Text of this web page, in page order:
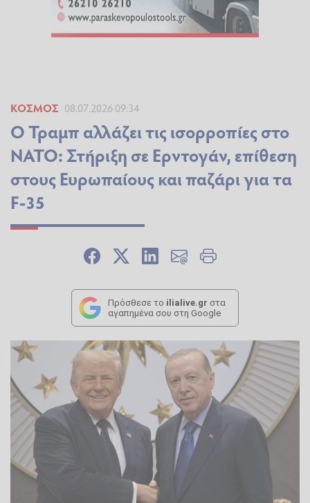
ΚΌΣΜΟΣ 08.07.2026 09:34
Ο Τραμπ αλλάζει τις ισορροπίες στο
ΝΑΤΟ: Στήριξη σε Ερντογάν, επίθεση
στους Ευρωπαίους και παζάρι για τα
F-35
Πρόσθεσε το ilialive.gr στα
αγαπημένα σου στη Google